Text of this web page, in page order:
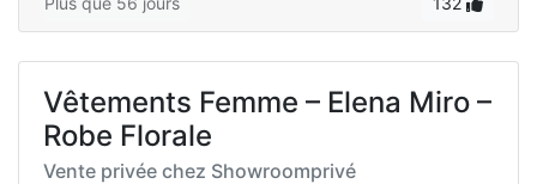
Vêtements Femme – Elena Miro –
Robe Florale
Vente privée chez Showroomprivé